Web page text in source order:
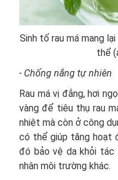
Sinh tố rau má mang
thể
- Chống nắng tự nhiên
Rau má vị đắng, hơi
vàng để tiêu thụ rau
nhiệt mà còn ở công
có thể giúp tăng hoạt
đó bảo vệ da khỏi
nhân môi trường khác.